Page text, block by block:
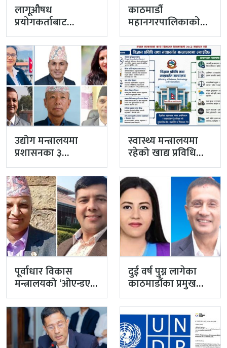
लागूऔषध
प्रयोगकर्ताबाट
सीसीएम उपाध्यक्ष
बनेका गुरुङको अवैध
इमेलले उठायो
अध्यक्ष…
काठमाडौं
महानगरपालिकाको
प्रमुख प्रशासकीय
अधिकृतमा अर्याल,
सहसचिव केसी
अख्तियारबाट ‘आउट’
उद्योग मन्त्रालयमा
प्रशासनका ३
सहसचिव फाजिलमा
स्वास्थ्य मन्त्रालयमा
रहेको खाद्य प्रविधि
तथा गुण नियन्त्रण
विभाग विज्ञान…
पूर्वाधार विकास
मन्त्रालयको ‘ओएन्डएम’
नटुंगिदा प्रशासनका
सहसचिवको भएन
व्यवस्थापन
दुई वर्ष पुग्न लागेका
काठमाडौंका प्रमुख
प्रशासकीय अधिकृत
गुरागाईं अवकाशमा,…